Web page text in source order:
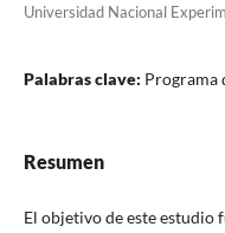
Universidad Nacional
Palabras clave: Programa
Resumen
El objetivo de este estudio